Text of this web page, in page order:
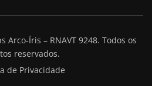
Arco-Íris – RNAVT 9248. Todos os
reservados.
de Privacidade